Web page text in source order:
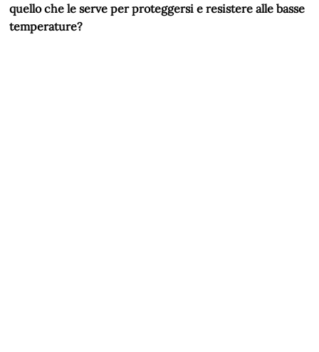
quello che le serve per proteggersi e resistere alle basse
temperature?